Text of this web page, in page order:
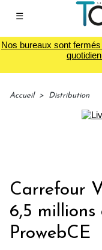
☰
Nos bureaux sont
Accueil > Distribution
Carrefour
6,5 millions
ProwebCE